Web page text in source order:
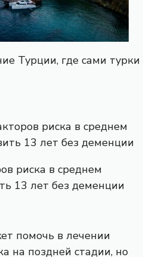
Турции, где сами турки
риска в среднем
13 лет без деменции